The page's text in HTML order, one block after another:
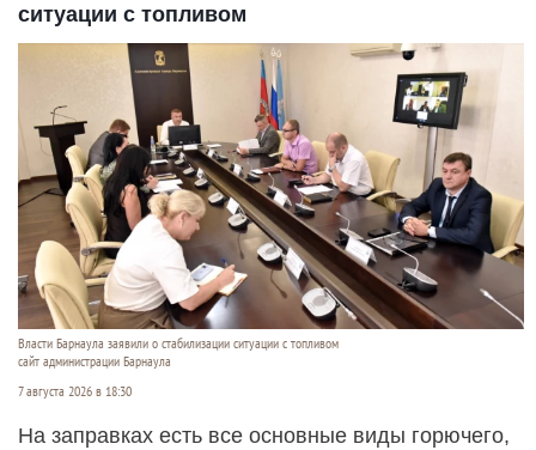
ситуации с топливом
Власти Барнаула заявили о стабилизации ситуации с топливом
сайт администрации Барнаула
7 августа 2026 в 18:30
На заправках есть все основные виды горючего,